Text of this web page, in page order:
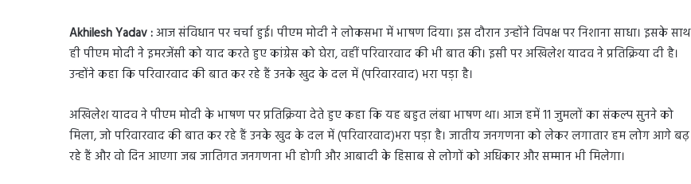
Akhilesh Yadav :आज संविधान पर चर्चा हुई। पीएम मोदी ने लोकसभा में भाषण दिया। इस दौरान उन्होंने विपक्ष पर निशाना साधा। इसके साथ
ही पीएम मोदी ने इमरजेंसी को याद करते हुए कांग्रेस को घेरा, वहीं परिवारवाद की भी बात की। इसी पर अखिलेश यादव ने प्रतिक्रिया दी है।
उन्होंने कहा कि परिवारवाद की बात कर रहे हैं उनके खुद के दल में (परिवारवाद) भरा पड़ा है।
अखिलेश यादव ने पीएम मोदी के भाषण पर प्रतिक्रिया देते हुए कहा कि यह बहुत लंबा भाषण था। आज हमें 11 जुमलों का संकल्प सुनने को
मिला, जो परिवारवाद की बात कर रहे हैं उनके खुद के दल में (परिवारवाद)भरा पड़ा है। जातीय जनगणना को लेकर लगातार हम लोग आगे बढ़
रहे हैं और वो दिन आएगा जब जातिगत जनगणना भी होगी और आबादी के हिसाब से लोगों को अधिकार और सम्मान भी मिलेगा।